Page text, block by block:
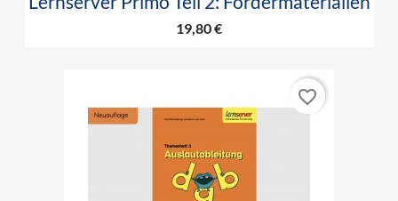
19,80 €
favorite_border